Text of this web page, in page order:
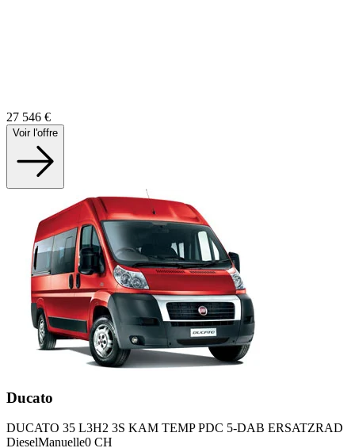
27 546 €
Voir l'offre
Ducato
DUCATO 35 L3H2 3S KAM TEMP PDC 5-DAB ERSATZRAD
DieselManuelle0 CH